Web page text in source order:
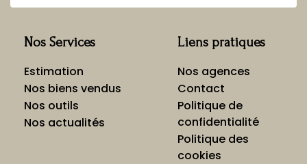
Nos Services
Estimation
Nos biens vendus
Nos outils
Nos actualités
Liens pratiques
Nos agences
Contact
Politique de
confidentialité
Politique des
cookies